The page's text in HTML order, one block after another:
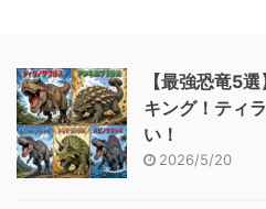
【最強恐竜5
キング！ティ
い！
2026/5/20